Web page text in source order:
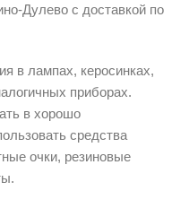
Дулево с доставкой по
в лампах, керосинках,
приборах.
в хорошо
средства
очки, резиновые